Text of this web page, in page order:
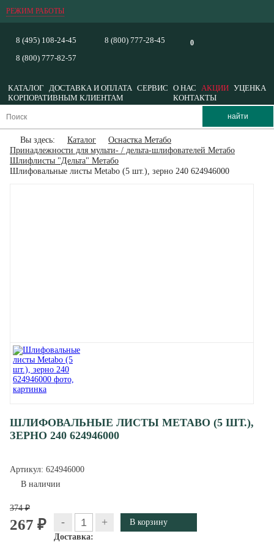
РЕЖИМ РАБОТЫ
0
8 (495) 108-24-45
8 (800) 777-82-57
8 (800) 777-28-45
КАТАЛОГ ДОСТАВКА И ОПЛАТА СЕРВИС О НАС АКЦИИ УЦЕНКА
КОРПОРАТИВНЫМ КЛИЕНТАМ
КОНТАКТЫ
Вы здесь: Каталог
Оснастка Метабо
Принадлежности для мульти- / дельта-шлифователей Метабо
Шлифлисты "Дельта" Метабо
Шлифовальные листы Metabo (5 шт.), зерно 240 624946000
ШЛИФОВАЛЬНЫЕ ЛИСТЫ METABO (5 ШТ.),
ЗЕРНО 240 624946000
Артикул: 624946000
В наличии
374 ₽
267 ₽ - +
Доставка: